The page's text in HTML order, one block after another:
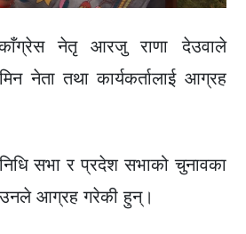
नेतृ आरजु राणा देउवाले
नेता तथा कार्यकर्तालाई आग्रह
सभा र प्रदेश सभाको चुनावका
उनले आग्रह गरेकी हुन्।